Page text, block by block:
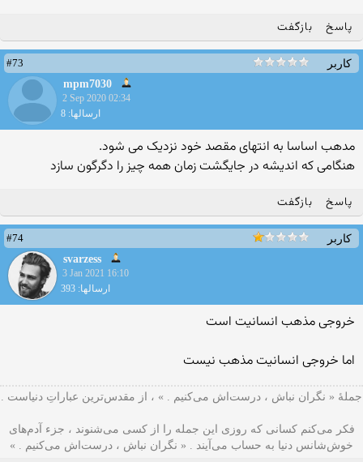
پاسخ بازگفت
کاربر
#73
mpm7030
2 Sep 2020 02:34
ارسالها: 8
مدهب اساسا به انتهای مقصد خود نزدیک می شود.
هنگامی که اندیشه در جایگشت زمان همه چیز را دگرگون سازد
پاسخ بازگفت
کاربر
#74
svarzess
3 Jan 2021 16:10
ارسالها: 393
خروجی مذهب انسانیت است
اما خروجی انسانیت مذهب نیست
جملۀ « نگران نباش ، درست‌اش می‌کنیم . » ، از مقدس‌ترین عباراتِ دنیاست .
فکر می‌کنم کسانی که روزی این جمله را از کسی می‌شنوند ، جزء آدم‌های
خوش‌شانس دنیا به حساب می‌آیند . « نگران نباش ، درست‌اش می‌کنیم . »